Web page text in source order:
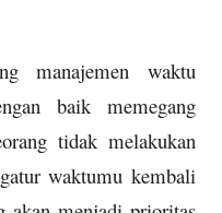
manajemen waktu
baik memegang
tidak melakukan
waktumu kembali